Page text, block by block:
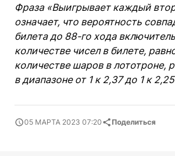
Фраза «Выигрывает каждый
означает, что вероятность
билета до 88-го хода
количестве чисел в билете,
количестве шаров в лототроне,
в диапазоне от 1 к 2,37 до 1 к
05 МАРТА 2023 07:20 Поделиться